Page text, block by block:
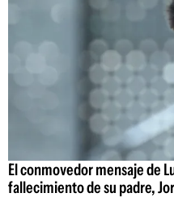
El conmovedor mensaje de
fallecimiento de su padre,